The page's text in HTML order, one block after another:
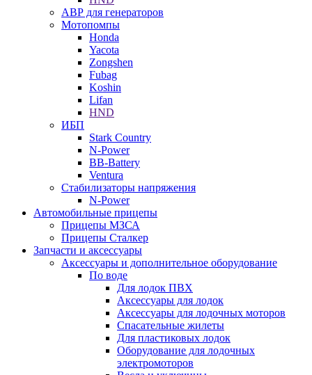
АВР для генераторов
Мотопомпы
Honda
Yacota
Zongshen
Fubag
Koshin
Lifan
HND
ИБП
Stark Country
N-Power
BB-Battery
Ventura
Стабилизаторы напряжения
N-Power
Автомобильные прицепы
Прицепы МЗСА
Прицепы Сталкер
Запчасти и аксессуары
Аксессуары и дополнительное оборудование
По воде
Для лодок ПВХ
Аксессуары для лодок
Аксессуары для лодочных моторов
Спасательные жилеты
Для пластиковых лодок
Оборудование для лодочных
электромоторов